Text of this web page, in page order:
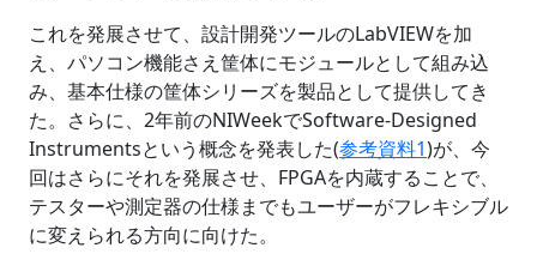
これを発展させて、設計開発ツールのLabVIEWを加
え、パソコン機能さえ筐体にモジュールとして組み込
み、基本仕様の筐体シリーズを製品として提供してき
た。さらに、2年前のNIWeekでSoftware-Designed
Instrumentsという概念を発表した(参考資料1)が、今
回はさらにそれを発展させ、FPGAを内蔵することで、
テスターや測定器の仕様までもユーザーがフレキシブル
に変えられる方向に向けた。